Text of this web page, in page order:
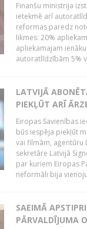
Finanšu ministrija
ietekmē arī
reformas paredz
likmes: 20%
apliekamajam
autoratlīdzībām 5%
LATVIJĀ
PIEKĻŪT ARĪ
Eiropas Savienības
būs iespēja piekļūt
vai filmām, aģentūru
sekretāre Latvijā
par kuriem Eiropas
neformāli bija
SAEIMĀ
PĀRVALDĪJUMA